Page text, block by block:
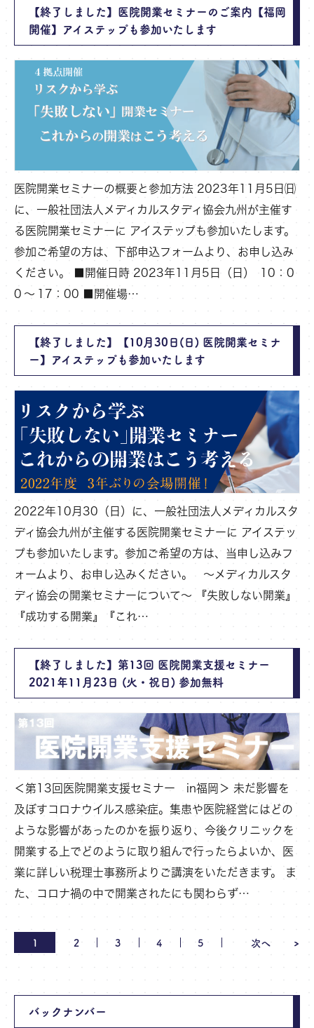
【終了しました】医院開業セミナーのご案内【福岡
開催】アイステップも参加いたします
医院開業セミナーの概要と参加方法 2023年11月5日㈰
に、一般社団法人メディカルスタディ協会九州が主催す
る医院開業セミナーに アイステップも参加いたします。
参加ご希望の方は、下部申込フォームより、お申し込み
ください。 ■開催日時 2023年11月5日（日） 10：0
0 ～ 17：00 ■開催場…
【終了しました】【10月30日(日) 医院開業セミナ
ー】アイステップも参加いたします
2022年10月30（日）に、一般社団法人メディカルスタ
ディ協会九州が主催する医院開業セミナーに アイステッ
プも参加いたします。参加ご希望の方は、当申し込みフ
ォームより、お申し込みください。 ～メディカルスタ
ディ協会の開業セミナーについて～ 『失敗しない開業』
『成功する開業』『これ…
【終了しました】第13回 医院開業支援セミナー
2021年11月23日 (火・祝日) 参加無料
＜第13回医院開業支援セミナー in福岡＞ 未だ影響を
及ぼすコロナウイルス感染症。集患や医院経営にはどの
ような影響があったのかを振り返り、今後クリニックを
開業する上でどのように取り組んで行ったらよいか、医
業に詳しい税理士事務所よりご講演をいただきます。 ま
た、コロナ禍の中で開業されたにも関わらず…
1 2 3 4 5 次へ
バックナンバー